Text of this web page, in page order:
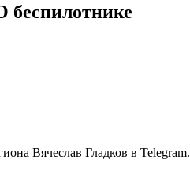
беспилотнике
Вячеслав Гладков в Telegram.